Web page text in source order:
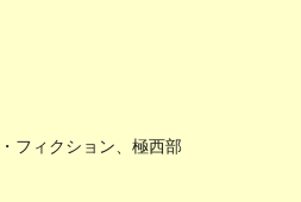
フィクション、極西部